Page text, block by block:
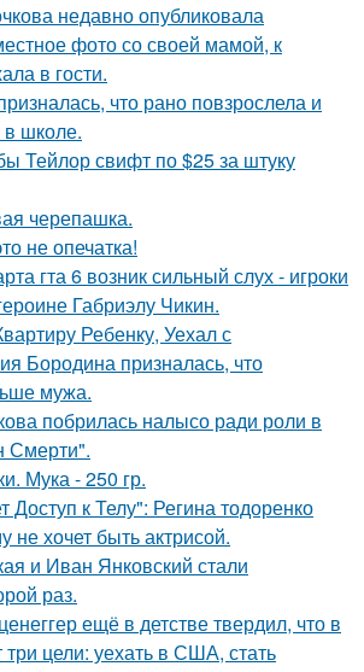
недавно опубликовала
фото со своей мамой, к
в гости.
что рано повзрослела и
в школе.
Тейлор свифт по $25 за штуку
черепашка.
не опечатка!
гта 6 возник сильный слух - игроки
Габриэлу Чикин.
Ребенку, Уехал с
Бородина призналась, что
мужа.
побрилась налысо ради роли в
Смерти".
Мука - 250 гр.
к Телу": Регина тодоренко
не хочет быть актрисой.
и Иван Янковский стали
раз.
ещё в детстве твердил, что в
три цели: уехать в США, стать